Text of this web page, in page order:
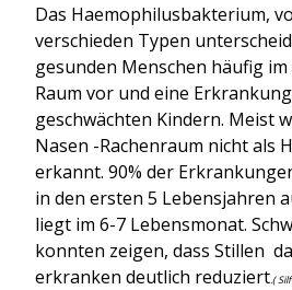
Das Haemophilusbakterium,
verschieden Typen
gesunden Menschen häufig
Raum vor und eine
geschwächten Kindern. Meist
Nasen -Rachenraum nicht als
erkannt. 90% der
in den ersten 5 Lebensjahren
liegt im 6-7 Lebensmonat.
konnten zeigen, dass Stillen
erkranken deutlich reduziert.(